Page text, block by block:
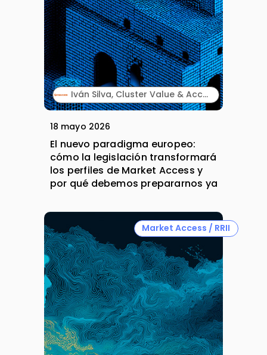
Iván Silva, Cluster Value & Access Director and Country Manager Spain y Natalia Montero, Market Access Intern. Kyowa Kirin.
18 mayo 2026
El nuevo paradigma europeo:
cómo la legislación transformará
los perfiles de Market Access y
por qué debemos prepararnos ya
Market Access / RRII